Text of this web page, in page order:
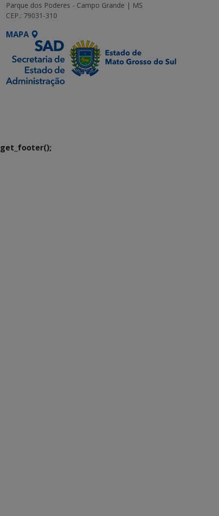
Parque dos Poderes - Campo Grande | MS
CEP.: 79031-310
MAPA
get_footer();